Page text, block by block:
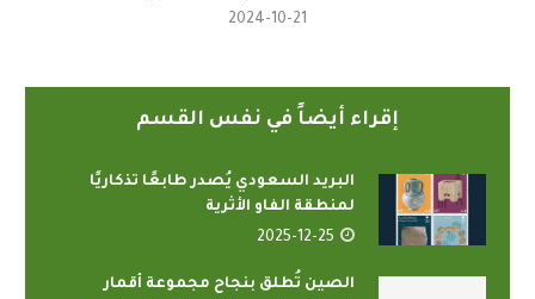
2024-10-21
إقراء أيضاً في نفس القسم
البريد السعودي يُصدر طابعًا تذكاريًا
لمنطقة الفاو الأثرية
2025-12-25
الصين تُطلق بنجاح مجموعة أقمار